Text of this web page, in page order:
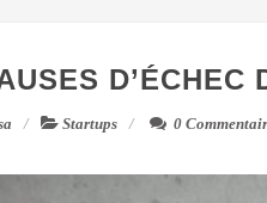
D’ÉCHEC
Startups 0